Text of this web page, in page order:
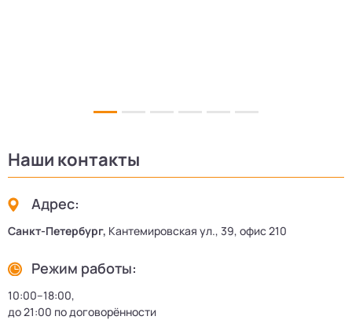
Наши контакты
Адрес:
Санкт-Петербург, Кантемировская ул., 39, офис 210
Режим работы:
10:00–18:00,
до 21:00 по договорённости